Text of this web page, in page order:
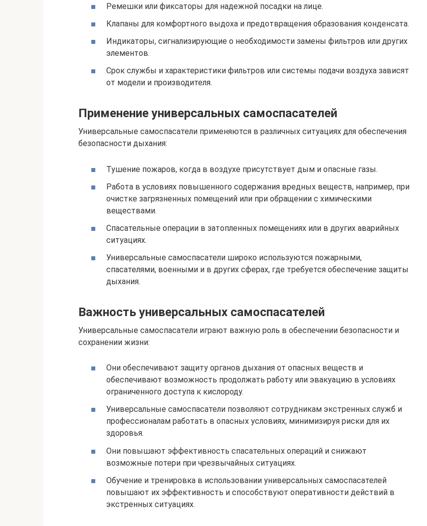
Ремешки или фиксаторы для надежной посадки на лице.
Клапаны для комфортного выдоха и предотвращения образования конденсата.
Индикаторы, сигнализирующие о необходимости замены фильтров или других
элементов.
Срок службы и характеристики фильтров или системы подачи воздуха зависят
от модели и производителя.
Применение универсальных самоспасателей
Универсальные самоспасатели применяются в различных ситуациях для обеспечения
безопасности дыхания:
Тушение пожаров, когда в воздухе присутствует дым и опасные газы.
Работа в условиях повышенного содержания вредных веществ, например, при
очистке загрязненных помещений или при обращении с химическими
веществами.
Спасательные операции в затопленных помещениях или в других аварийных
ситуациях.
Универсальные самоспасатели широко используются пожарными,
спасателями, военными и в других сферах, где требуется обеспечение защиты
дыхания.
Важность универсальных самоспасателей
Универсальные самоспасатели играют важную роль в обеспечении безопасности и
сохранении жизни:
Они обеспечивают защиту органов дыхания от опасных веществ и
обеспечивают возможность продолжать работу или эвакуацию в условиях
ограниченного доступа к кислороду.
Универсальные самоспасатели позволяют сотрудникам экстренных служб и
профессионалам работать в опасных условиях, минимизируя риски для их
здоровья.
Они повышают эффективность спасательных операций и снижают
возможные потери при чрезвычайных ситуациях.
Обучение и тренировка в использовании универсальных самоспасателей
повышают их эффективность и способствуют оперативности действий в
экстренных ситуациях.